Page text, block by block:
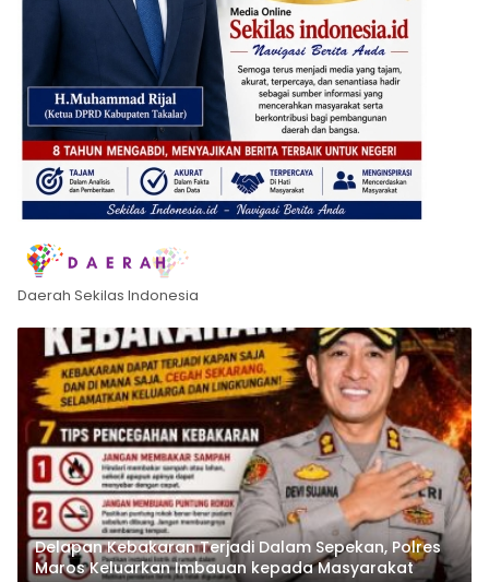
Daerah Sekilas Indonesia
Delapan Kebakaran Terjadi Dalam Sepekan, Polres
Maros Keluarkan Imbauan kepada Masyarakat